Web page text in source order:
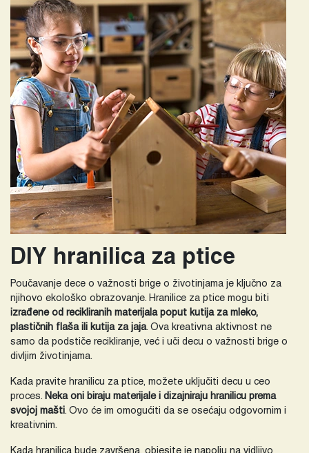
DIY hranilica za ptice
Poučavanje dece o važnosti brige o životinjama je ključno za
njihovo ekološko obrazovanje. Hranilice za ptice mogu biti
izrađene od recikliranih materijala poput kutija za mleko,
plastičnih flaša ili kutija za jaja. Ova kreativna aktivnost ne
samo da podstiče recikliranje, već i uči decu o važnosti brige o
divljim životinjama.
Kada pravite hranilicu za ptice, možete uključiti decu u ceo
proces. Neka oni biraju materijale i dizajniraju hranilicu prema
svojoj mašti . Ovo će im omogućiti da se osećaju odgovornim i
kreativnim.